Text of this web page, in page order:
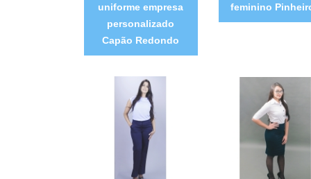
uniforme empresa
personalizado
Capão Redondo
feminino